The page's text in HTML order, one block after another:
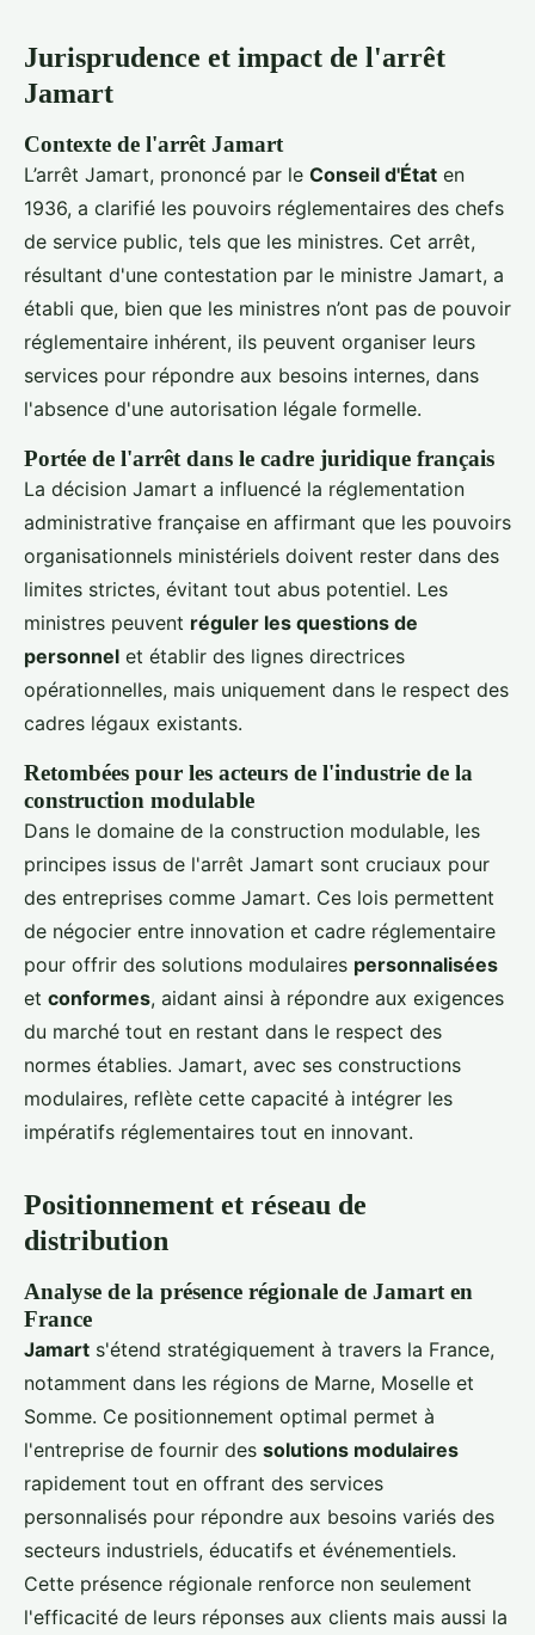
Jurisprudence et impact de l'arrêt
Jamart
Contexte de l'arrêt Jamart
L’arrêt Jamart, prononcé par le Conseil d'État en
1936, a clarifié les pouvoirs réglementaires des chefs
de service public, tels que les ministres. Cet arrêt,
résultant d'une contestation par le ministre Jamart, a
établi que, bien que les ministres n’ont pas de pouvoir
réglementaire inhérent, ils peuvent organiser leurs
services pour répondre aux besoins internes, dans
l'absence d'une autorisation légale formelle.
Portée de l'arrêt dans le cadre juridique français
La décision Jamart a influencé la réglementation
administrative française en affirmant que les pouvoirs
organisationnels ministériels doivent rester dans des
limites strictes, évitant tout abus potentiel. Les
ministres peuvent réguler les questions de
personnel et établir des lignes directrices
opérationnelles, mais uniquement dans le respect des
cadres légaux existants.
Retombées pour les acteurs de l'industrie de la
construction modulable
Dans le domaine de la construction modulable, les
principes issus de l'arrêt Jamart sont cruciaux pour
des entreprises comme Jamart. Ces lois permettent
de négocier entre innovation et cadre réglementaire
pour offrir des solutions modulaires personnalisées
et conformes, aidant ainsi à répondre aux exigences
du marché tout en restant dans le respect des
normes établies. Jamart, avec ses constructions
modulaires, reflète cette capacité à intégrer les
impératifs réglementaires tout en innovant.
Positionnement et réseau de
distribution
Analyse de la présence régionale de Jamart en
France
Jamart s'étend stratégiquement à travers la France,
notamment dans les régions de Marne, Moselle et
Somme. Ce positionnement optimal permet à
l'entreprise de fournir des solutions modulaires
rapidement tout en offrant des services
personnalisés pour répondre aux besoins variés des
secteurs industriels, éducatifs et événementiels.
Cette présence régionale renforce non seulement
l'efficacité de leurs réponses aux clients mais aussi la